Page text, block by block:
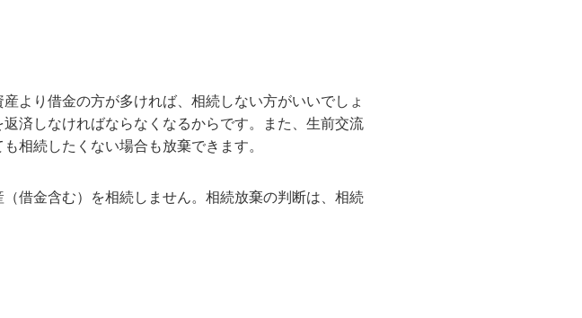
より借金の方が多ければ、相続しない方がいいでしょ
済しなければならなくなるからです。また、生前交流
相続したくない場合も放棄できます。
借金含む）を相続しません。相続放棄の判断は、相続